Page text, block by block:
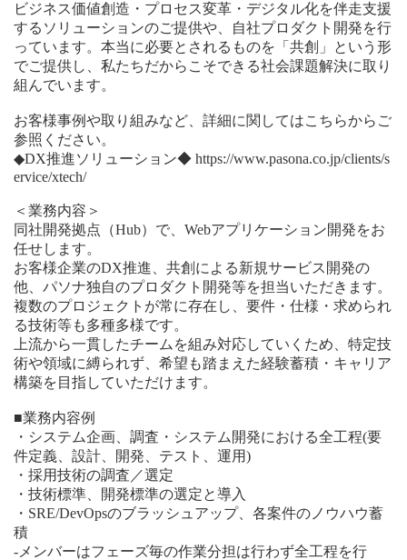
ビジネス価値創造・プロセス変革・デジタル化を伴走支援
するソリューションのご提供や、自社プロダクト開発を行
っています。本当に必要とされるものを「共創」という形
でご提供し、私たちだからこそできる社会課題解決に取り
組んでいます。
お客様事例や取り組みなど、詳細に関してはこちらからご
参照ください。
◆DX推進ソリューション◆ https://www.pasona.co.jp/clients/s
ervice/xtech/
＜業務内容＞
同社開発拠点（Hub）で、Webアプリケーション開発をお
任せします。
お客様企業のDX推進、共創による新規サービス開発の
他、パソナ独自のプロダクト開発等を担当いただきます。
複数のプロジェクトが常に存在し、要件・仕様・求められ
る技術等も多種多様です。
上流から一貫したチームを組み対応していくため、特定技
術や領域に縛られず、希望も踏まえた経験蓄積・キャリア
構築を目指していただけます。
■業務内容例
・システム企画、調査・システム開発における全工程(要
件定義、設計、開発、テスト、運用)
・採用技術の調査／選定
・技術標準、開発標準の選定と導入
・SRE/DevOpsのブラッシュアップ、各案件のノウハウ蓄
積
‐メンバーはフェーズ毎の作業分担は行わず全工程を行